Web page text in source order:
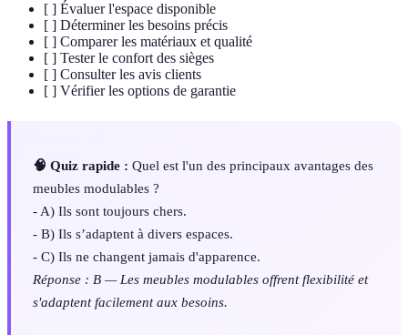
[ ] Évaluer l'espace disponible
[ ] Déterminer les besoins précis
[ ] Comparer les matériaux et qualité
[ ] Tester le confort des sièges
[ ] Consulter les avis clients
[ ] Vérifier les options de garantie
🧠 Quiz rapide : Quel est l'un des principaux avantages des
meubles modulables ?
- A) Ils sont toujours chers.
- B) Ils s’adaptent à divers espaces.
- C) Ils ne changent jamais d'apparence.
Réponse : B — Les meubles modulables offrent flexibilité et
s'adaptent facilement aux besoins.